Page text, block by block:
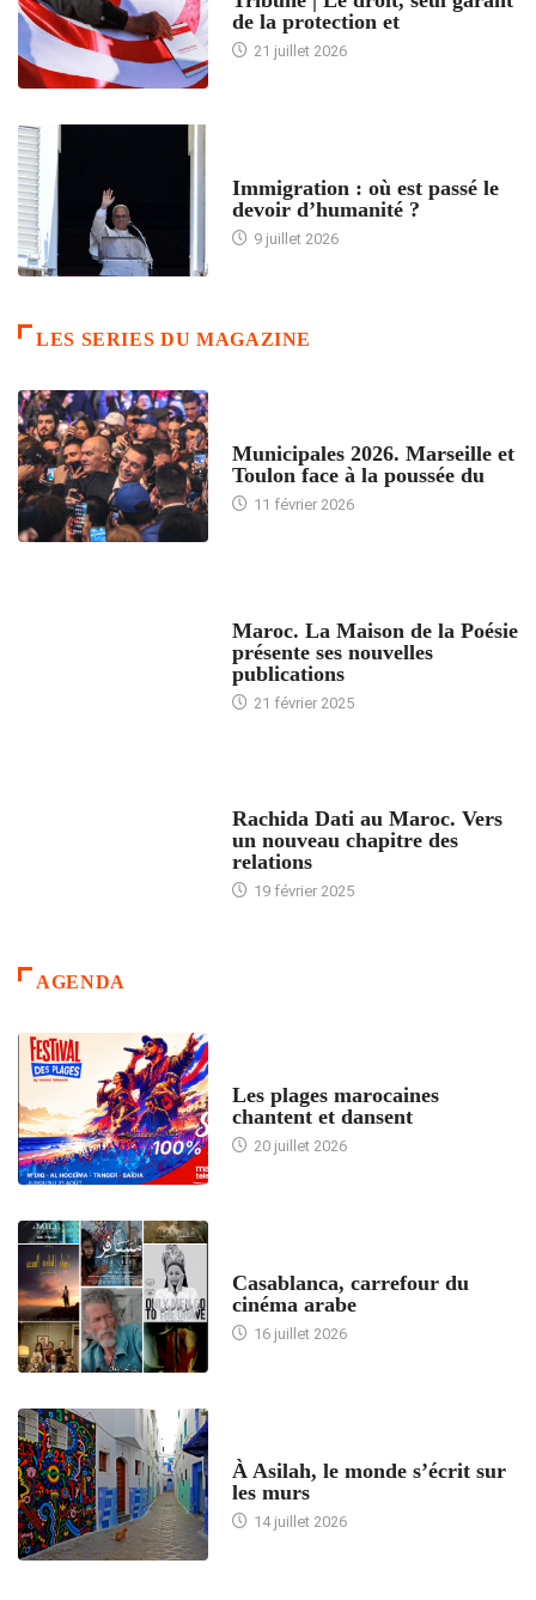
de la protection et
21 juillet 2026
Immigration : où est passé le
devoir d’humanité ?
9 juillet 2026
LES SERIES DU MAGAZINE
Municipales 2026. Marseille et
Toulon face à la poussée du
11 février 2026
Maroc. La Maison de la Poésie
présente ses nouvelles
publications
21 février 2025
Rachida Dati au Maroc. Vers
un nouveau chapitre des
relations
19 février 2025
AGENDA
Les plages marocaines
chantent et dansent
20 juillet 2026
Casablanca, carrefour du
cinéma arabe
16 juillet 2026
À Asilah, le monde s’écrit sur
les murs
14 juillet 2026